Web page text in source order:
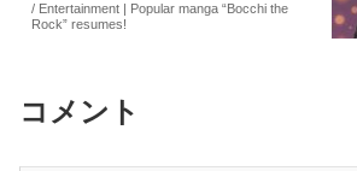
/ Entertainment | Popular manga “Bocchi the
Rock” resumes!
コメント